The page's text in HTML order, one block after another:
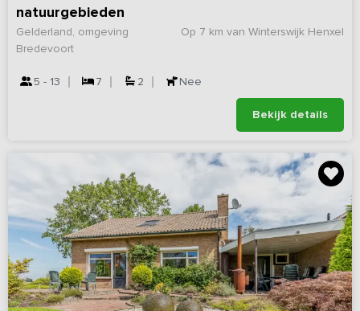
natuurgebieden
Op 7 km van Winterswijk Henxel
Gelderland, omgeving
Bredevoort
5 - 13 7 2 Nee
Bekijk details